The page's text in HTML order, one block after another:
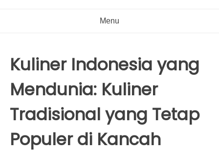
Menu
Kuliner Indonesia yang
Mendunia: Kuliner
Tradisional yang Tetap
Populer di Kancah